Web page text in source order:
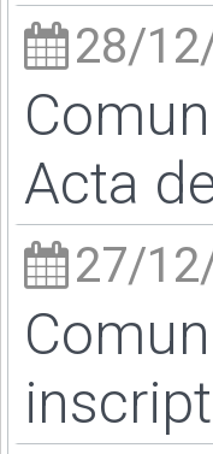
28/
Acta
27/